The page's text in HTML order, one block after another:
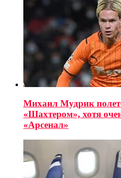
Михаил Мудрик
«Шахтером», хотя
«Арсенал»